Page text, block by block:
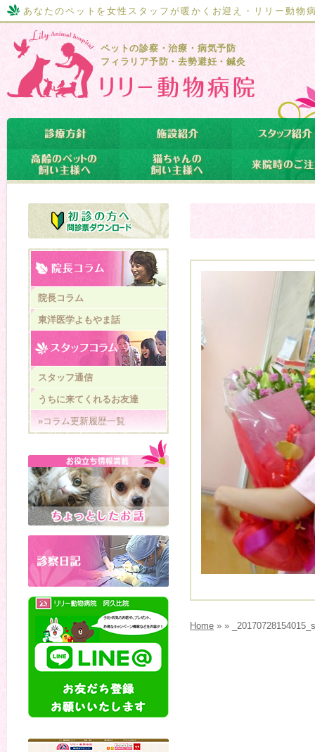
あなたのペットを女性スタッフが暖かくお迎え・リリー動物
ペットの診察・治療・病気予防
フィラリア予防・去勢避妊・鍼灸
Home » »
院長コラム
東洋医学よもやま話
スタッフ通信
うちに来てくれるお友達
»コラム更新履歴一覧